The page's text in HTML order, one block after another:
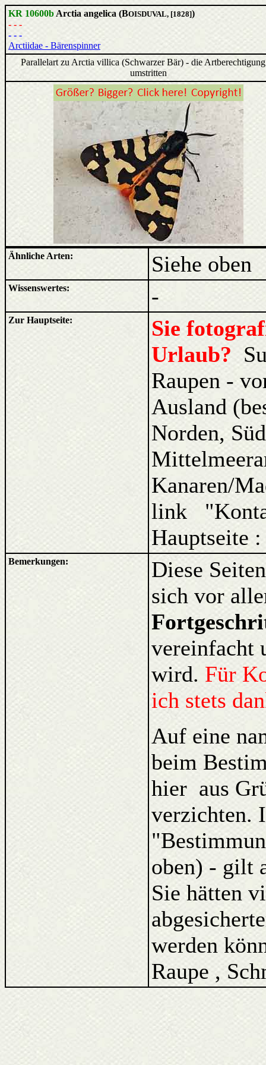
KR 10600b Arctia angelica (BOISDUVAL, [1828])
- - -
- - -
Arctiidae - Bärenspinner
Parallelart zu Arctia villica (Schwarzer Bär) - die
umstritten
Ähnliche Arten: Siehe oben
Wissenswertes: -
Zur Hauptseite:
Sie
Urlaub?
Raupen -
Ausland
Norden,
Kanaren/
link
Hauptseite
Bemerkungen:
Diese
sich vor
vereinfacht
wird. Für
ich stets
Auf eine
beim
hier aus
verzichten.
oben) - gilt
Sie hätten
werden
Raupe ,